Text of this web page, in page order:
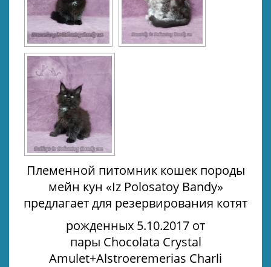
Племенной питомник кошек породы
мейн кун «Iz Polosatoy Bandy»
предлагает для резервирования котят
рожденных 5.10.2017 от
пары Chocolata Crystal
Amulet+Alstroeremerias Charli